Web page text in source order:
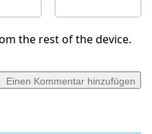
the rest of the device.
Einen Kommentar hinzufügen